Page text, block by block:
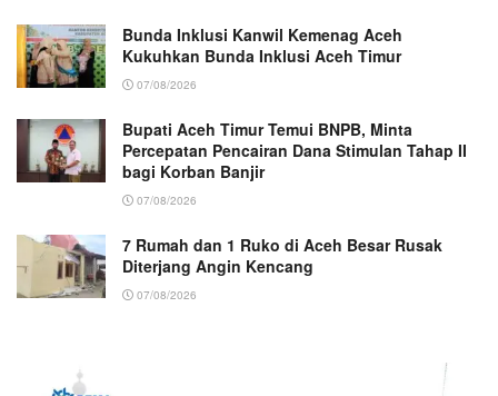
Bunda Inklusi Kanwil Kemenag Aceh
Kukuhkan Bunda Inklusi Aceh Timur
07/08/2026
Bupati Aceh Timur Temui BNPB, Minta
Percepatan Pencairan Dana Stimulan Tahap II
bagi Korban Banjir
07/08/2026
7 Rumah dan 1 Ruko di Aceh Besar Rusak
Diterjang Angin Kencang
07/08/2026